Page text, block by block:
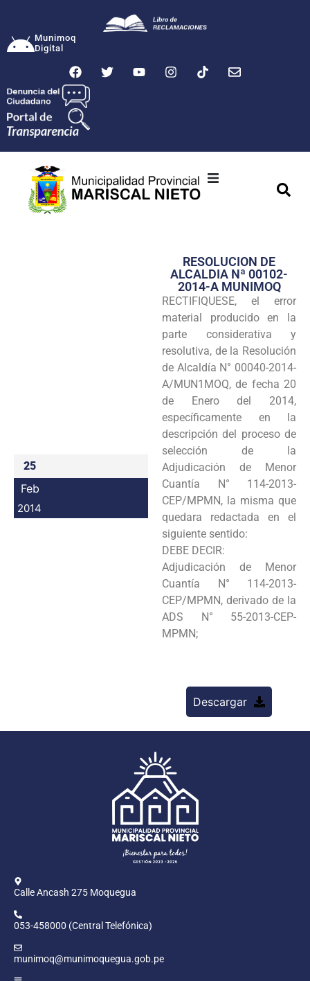
Munimoq
Digital
Transparencia
Seguridad
Programas
Intranet
25
Feb
2014
RESOLUCION DE
ALCALDIA Nª 00102-
2014-A MUNIMOQ
RECTIFIQUESE, el error
material producido en la
parte considerativa y
resolutiva, de la Resolución
de Alcaldía N° 00040-2014-
A/MUN1MOQ, de fecha 20
de Enero del 2014,
específicamente en la
descripción del proceso de
selección de la
Adjudicación de Menor
Cuantía N° 114-2013-
CEP/MPMN, la misma que
quedara redactada en el
siguiente sentido:
DEBE DECIR:
Adjudicación de Menor
Cuantía N° 114-2013-
CEP/MPMN, derivado de la
ADS N° 55-2013-CEP-
MPMN;
Descargar
Calle Ancash 275 Moquegua
053-458000 (Central Telefónica)
munimoq@munimoquegua.gob.pe